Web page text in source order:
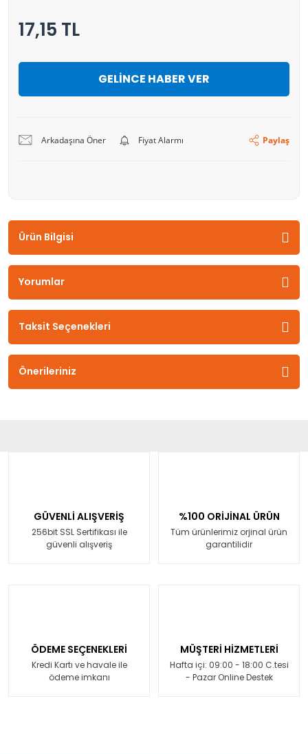
17,15 TL
GELİNCE HABER VER
Arkadaşına Öner Fiyat Alarmı Paylaş
Ürün Bilgisi
Yorumlar
Taksit Seçenekleri
Önerileriniz
GÜVENLİ ALIŞVERİŞ
256bit SSL Sertifikası ile
güvenli alışveriş
%100 ORİJİNAL ÜRÜN
Tüm ürünlerimiz orjinal ürün
garantilidir
ÖDEME SEÇENEKLERİ
Kredi Kartı ve havale ile
ödeme imkanı
MÜŞTERİ HİZMETLERİ
Hafta içi: 09:00 - 18:00 C.tesi
- Pazar Online Destek